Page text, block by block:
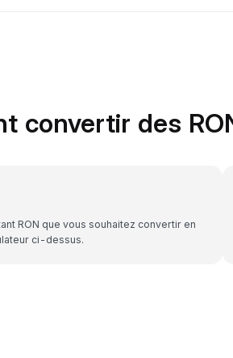
convertir des
RON que vous souhaitez convertir en
ci-dessus.